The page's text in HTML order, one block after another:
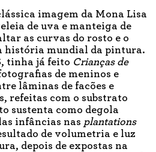
imagem da Mona Lisa
de uva e manteiga de
as curvas do rosto e o
história mundial da pintura.
tinha já feito Crianças de
de meninos e
lâminas de facões e
refeitas com o substrato
sustenta como degola
infâncias nas plantations
de volumetria e luz
depois de expostas na